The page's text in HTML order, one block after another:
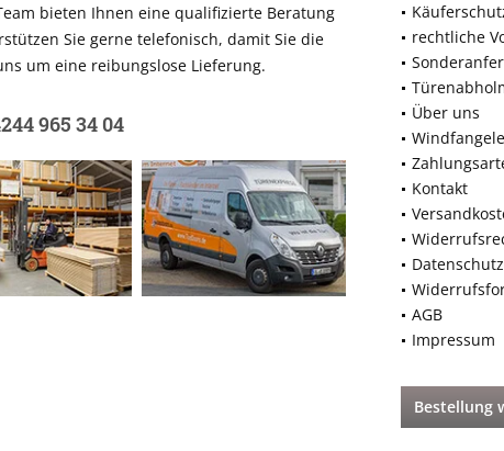
bieten Ihnen eine qualifizierte Beratung
Sie gerne telefonisch, damit Sie die
um eine reibungslose Lieferung.
965 34 04
rechtliche
Über uns
Kontakt
AGB
Impressum
Bestellung